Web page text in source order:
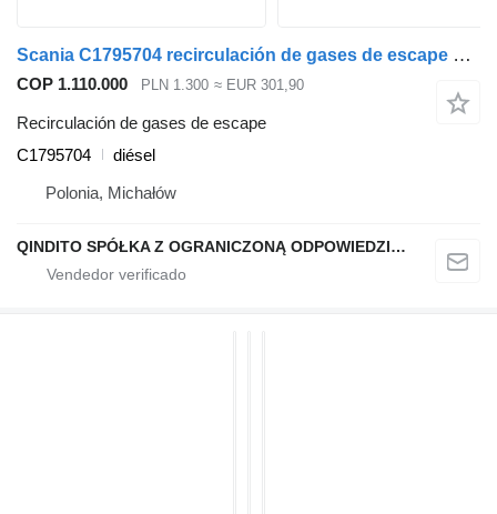
Scania C1795704 recirculación de gases de escape para Scania R cabeza tractora
COP 1.110.000 PLN 1.300 ≈ EUR 301,90
Recirculación de gases de escape
C1795704
diésel
Polonia, Michałów
QINDITO SPÓŁKA Z OGRANICZONĄ ODPOWIEDZIALNOŚCIĄ